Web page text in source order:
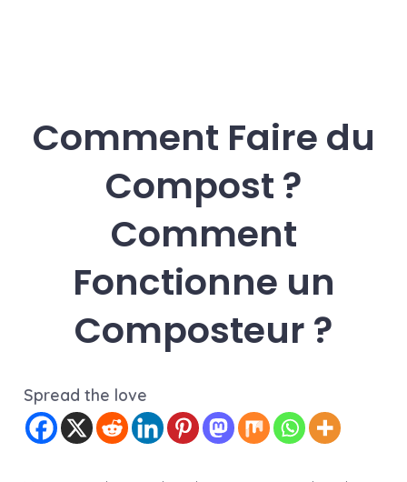
Comment Faire du
Compost ?
Comment
Fonctionne un
Composteur ?
Spread the love